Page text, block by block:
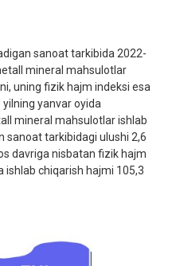
sanoat tarkibida 2022-
mineral mahsulotlar
uning fizik hajm indeksi esa
yilning yanvar oyida
mineral mahsulotlar ishlab
sanoat tarkibidagi ulushi 2,6
davriga nisbatan fizik hajm
ishlab chiqarish hajmi 105,3